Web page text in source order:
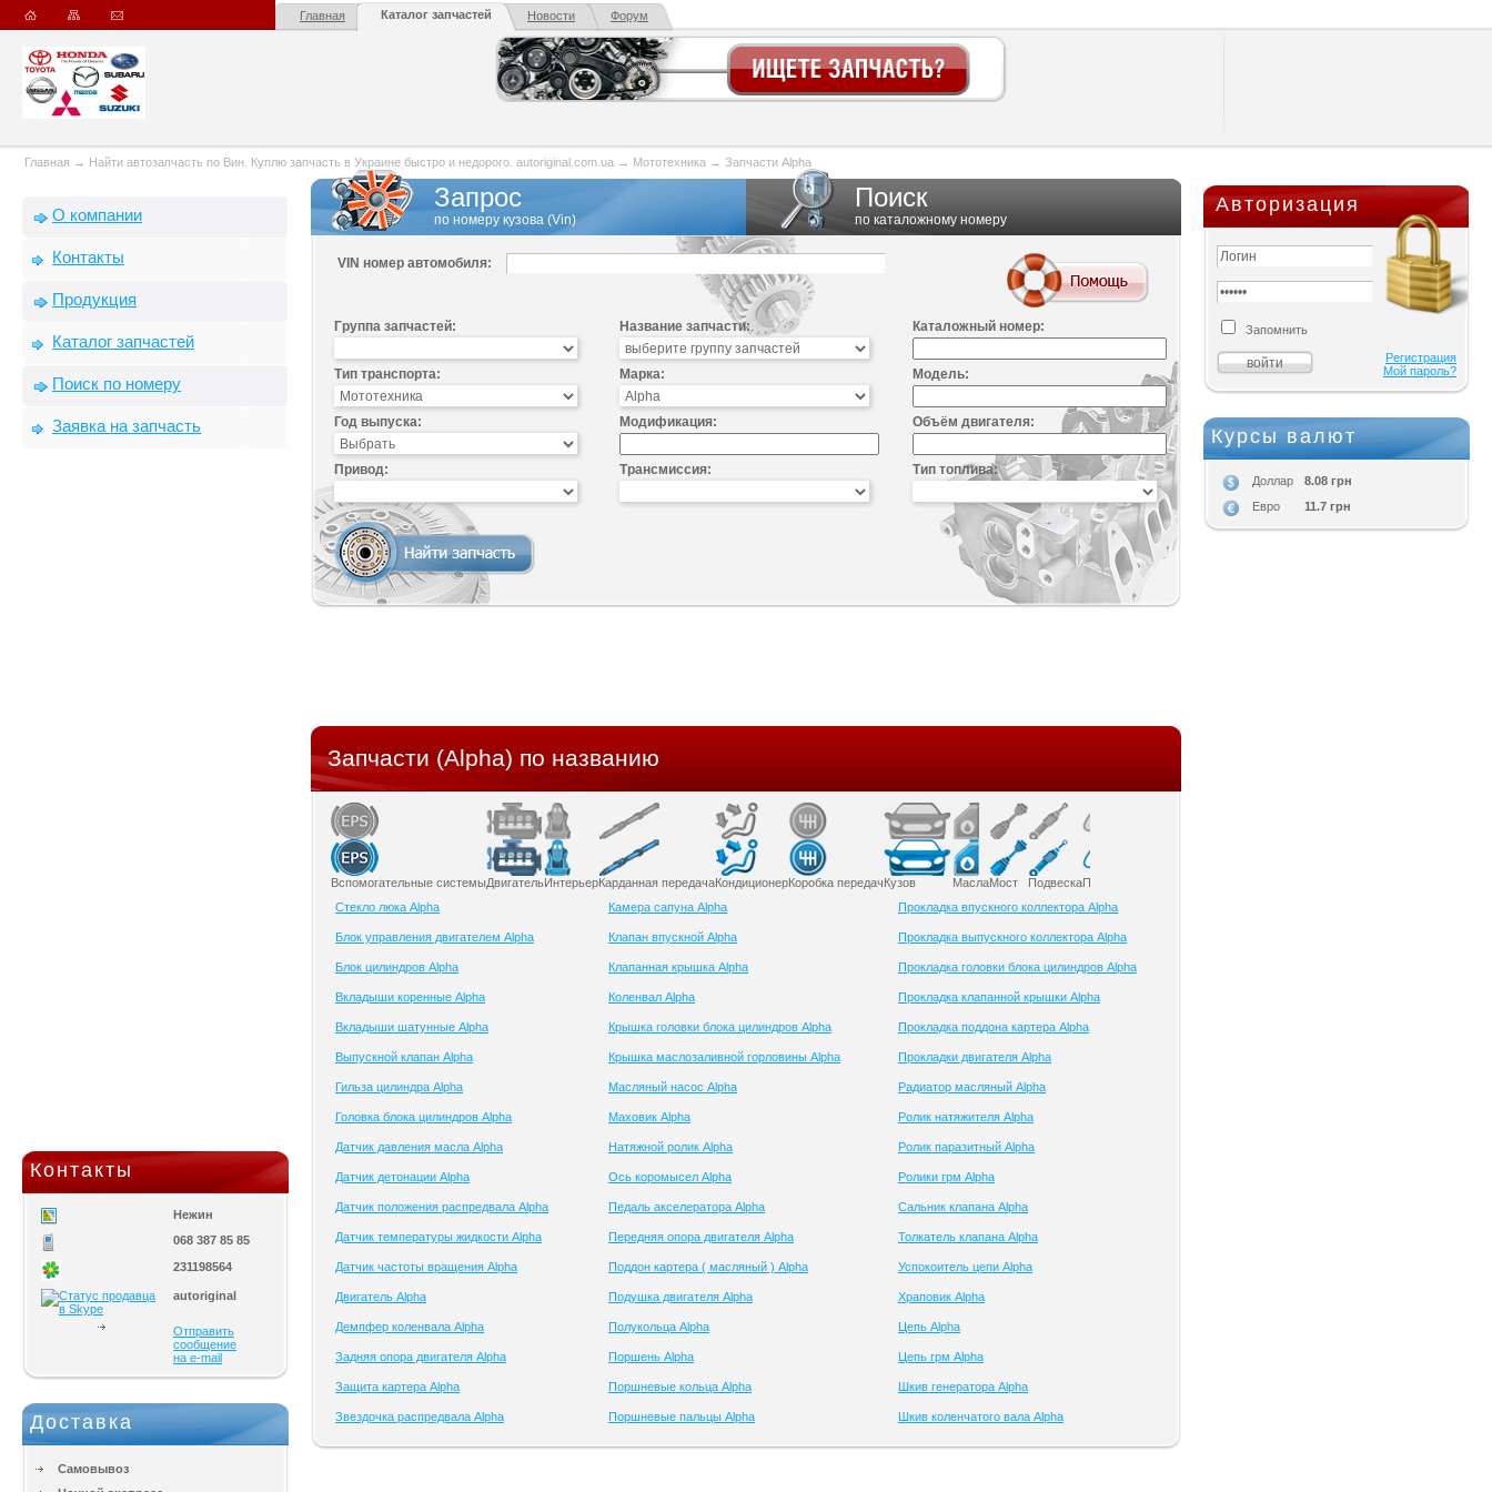
Главная Каталог запчастей Новости Форум
Главная → Найти автозапчасть по Вин. Куплю запчасть в Украине быстро и недорого. autoriginal.com.ua → Мототехника → Запчасти Alpha
О компании
Контакты
Продукция
Каталог запчастей
Поиск по номеру
Заявка на запчасть
Контакты
Нежин
068 387 85 85
231198564
autoriginal
Отправить
сообщение
на e-mail
Доставка
Самовывоз
Запрос
по номеру кузова (Vin)
Поиск
по каталожному номеру
VIN номер автомобиля:
Группа запчастей: Название запчасти: Каталожный номер:
Тип транспорта: Марка: Модель:
Год выпуска: Модификация: Объём двигателя:
Привод: Трансмиссия: Тип топлива:
Запчасти (Alpha) по названию
Вспомогательные системыДвигательИнтерьерКарданная передачаКондиционерКоробка передачКузов МаслаМост ПодвескаПриборы и датчики
Cтекло люка Alpha
Блок управления двигателем Alpha
Блок цилиндров Alpha
Вкладыши коренные Alpha
Вкладыши шатунные Alpha
Выпускной клапан Alpha
Гильза цилиндра Alpha
Головка блока цилиндров Alpha
Датчик давления масла Alpha
Датчик детонации Alpha
Датчик положения распредвала Alpha
Датчик температуры жидкости Alpha
Датчик частоты вращения Alpha
Двигатель Alpha
Демпфер коленвала Alpha
Задняя опора двигателя Alpha
Защита картера Alpha
Звездочка распредвала Alpha
Камера сапуна Alpha
Клапан впускной Alpha
Клапанная крышка Alpha
Коленвал Alpha
Крышка головки блока цилиндров Alpha
Крышка маслозаливной горловины Alpha
Масляный насос Alpha
Маховик Alpha
Натяжной ролик Alpha
Ось коромысел Alpha
Педаль акселератора Alpha
Передняя опора двигателя Alpha
Поддон картера ( масляный ) Alpha
Подушка двигателя Alpha
Полукольца Alpha
Поршень Alpha
Поршневые кольца Alpha
Поршневые пальцы Alpha
Прокладка впускного коллектора Alpha
Прокладка выпускного коллектора Alpha
Прокладка головки блока цилиндров Alpha
Прокладка клапанной крышки Alpha
Прокладка поддона картера Alpha
Прокладки двигателя Alpha
Радиатор масляный Alpha
Ролик натяжителя Alpha
Ролик паразитный Alpha
Ролики грм Alpha
Сальник клапана Alpha
Толкатель клапана Alpha
Успокоитель цепи Alpha
Храповик Alpha
Цепь Alpha
Цепь грм Alpha
Шкив генератора Alpha
Шкив коленчатого вала Alpha
Авторизация
Запомнить
Регистрация
Мой пароль?
Курсы валют
Доллар
8.08 грн
Евро
11.7 грн